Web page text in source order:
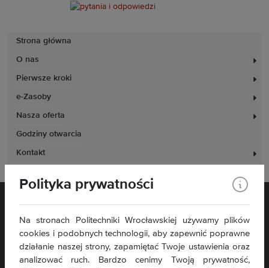
Strona główna
O nas
Pierwsze kroki
e-Zasoby
Nasza oferta
Godziny otwarcia
Kontakt
Plac Grunwaldzki 11
Polityka prywatności
Na stronach Politechniki Wrocławskiej używamy plików
cookies i podobnych technologii, aby zapewnić poprawne
działanie naszej strony, zapamiętać Twoje ustawienia oraz
analizować ruch. Bardzo cenimy Twoją prywatność,